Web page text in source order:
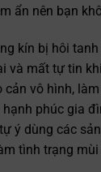
ẩn nên bạn
kín bị hôi
và mất tự tin
cản vô hình,
phúc gia
ý dùng các
tình trạng